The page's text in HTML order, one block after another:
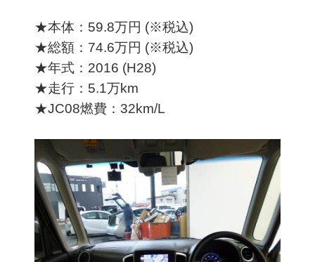
★本体：59.8万円 (※税込)
★総額：74.6万円 (※税込)
★年式：2016 (H28)
★走行：5.1万km
★JC08燃費：32km/L